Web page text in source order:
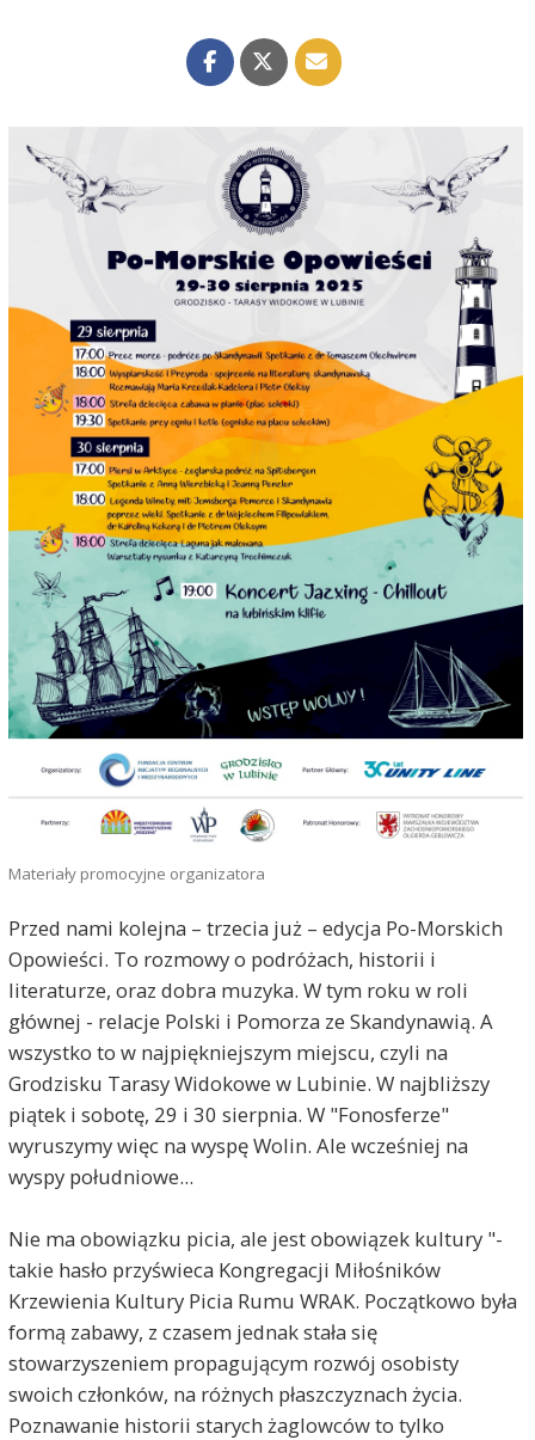
Materiały promocyjne organizatora
Przed nami kolejna – trzecia już – edycja Po-Morskich
Opowieści. To rozmowy o podróżach, historii i
literaturze, oraz dobra muzyka. W tym roku w roli
głównej - relacje Polski i Pomorza ze Skandynawią. A
wszystko to w najpiękniejszym miejscu, czyli na
Grodzisku Tarasy Widokowe w Lubinie. W najbliższy
piątek i sobotę, 29 i 30 sierpnia. W "Fonosferze"
wyruszymy więc na wyspę Wolin. Ale wcześniej na
wyspy południowe...
Nie ma obowiązku picia, ale jest obowiązek kultury "-
takie hasło przyświeca Kongregacji Miłośników
Krzewienia Kultury Picia Rumu WRAK. Początkowo była
formą zabawy, z czasem jednak stała się
stowarzyszeniem propagującym rozwój osobisty
swoich członków, na różnych płaszczyznach życia.
Poznawanie historii starych żaglowców to tylko